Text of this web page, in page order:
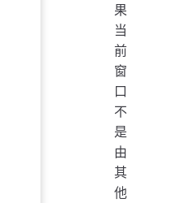
果
当
前
窗
口
不
是
由
其
他